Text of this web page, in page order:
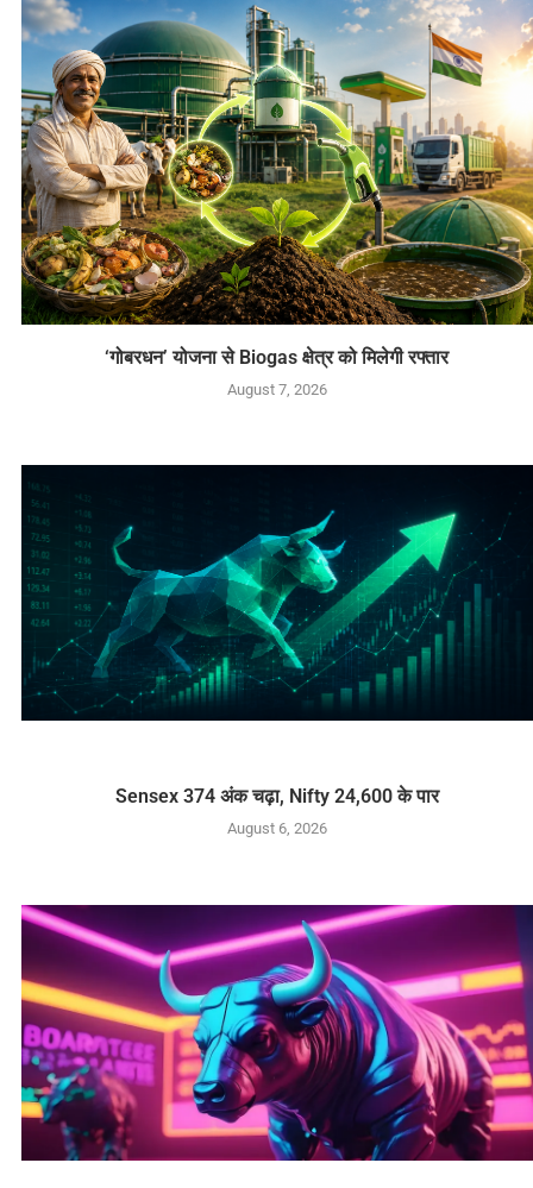
‘गोबरधन’ योजना से Biogas क्षेत्र को मिलेगी रफ्तार
August 7, 2026
Sensex 374 अंक चढ़ा, Nifty 24,600 के पार
August 6, 2026